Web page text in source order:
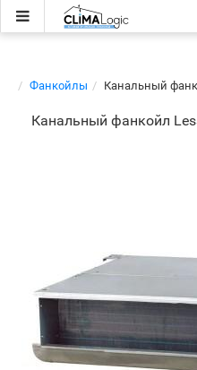
Фанкойлы Канальный
Канальный фанкойл